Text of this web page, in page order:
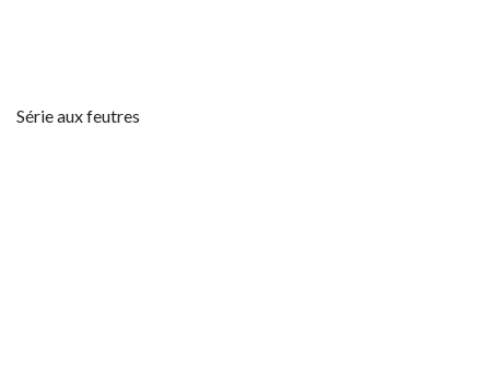
Série aux feutres